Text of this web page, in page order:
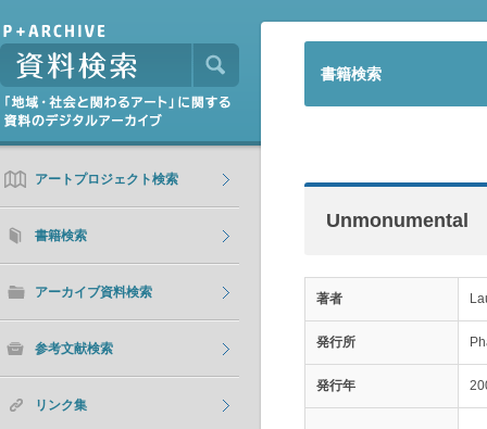
アートプロジェクト検索
書籍検索
アーカイブ資料検索
参考文献検索
リンク集
書籍検索
Unmonumental
著者
発行所
発行年